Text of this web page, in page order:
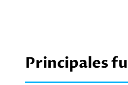
Principales